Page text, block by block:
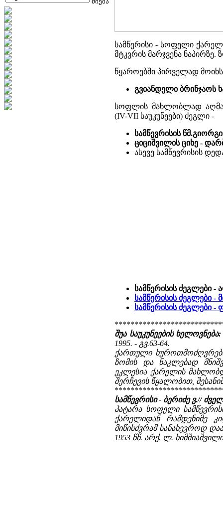
სამწერისი - სოფელი
მტკვრის მარჯვენა
წყაროებში პირველად
გვიანდელი ბრინჯაოს
სოფლის მახლობლად
(IV-VII საუკუნეები) ძეგლი -
სამწევრისის
ციციშვილის ციხე -
ასევე სამწევრისის
სამწერისის ძეგლები
სამწერისის ძეგლები -
სამწერისის ძეგლები
შუა საუკუნეების
1995. - გვ.63-64.
ქართული
ზომის და ნაკლებად
ეკლესია ქარელის
შერჩევის წყალობით,
სამწევრისი - ბერიძე ვ.//
პატარა სოფელი
ქარელიდან რამდენიმე
მიწისძვრამ სანახევროდ
1953 წწ. არქ. ლ.